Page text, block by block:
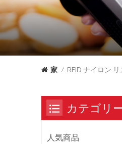
家 / RFID ナイロン
カテゴリ
人気商品